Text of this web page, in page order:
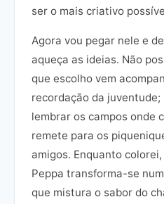
ser o mais criativo
Agora vou pegar nele e
aqueça as ideias. Não
que escolho vem
recordação da
lembrar os campos onde
remete para os
amigos. Enquanto
Peppa transforma-se
que mistura o sabor do